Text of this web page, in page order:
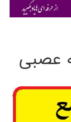
عصبی